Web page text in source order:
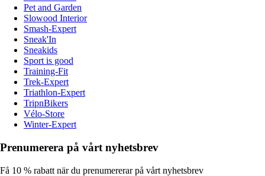
Pet and Garden
Slowood Interior
Smash-Expert
Sneak'In
Sneakids
Sport is good
Training-Fit
Trek-Expert
Triathlon-Expert
TripnBikers
Vélo-Store
Winter-Expert
Prenumerera på vårt nyhetsbrev
Få 10 % rabatt när du prenumererar på vårt nyhetsbrev